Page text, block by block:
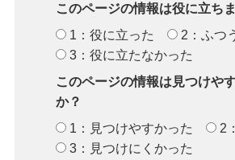
このページの情報は役に立ち
1：役に立った
2：ふつ
3：役に立たなかった
このページの情報は見つけや
か？
1：見つけやすかった
2
3：見つけにくかった